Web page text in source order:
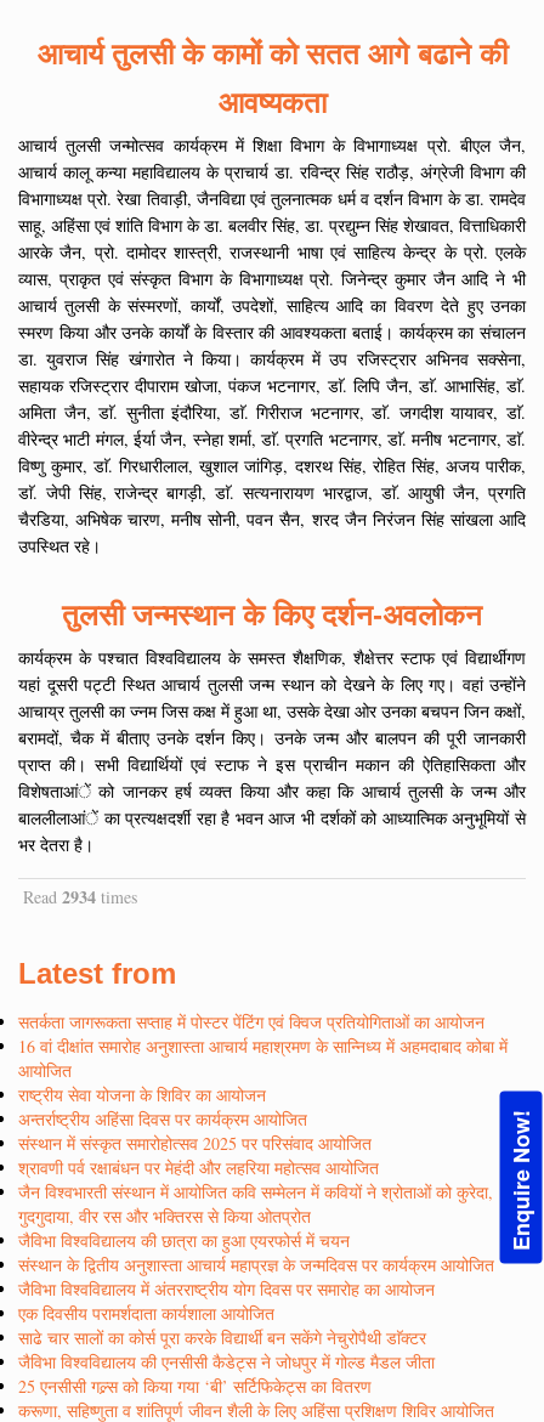
Enquire Now!
आचार्य तुलसी के कामों को सतत आगे बढाने की
आवष्यकता
आचार्य तुलसी जन्मोत्सव कार्यक्रम में शिक्षा विभाग के विभागाध्यक्ष प्रो. बीएल जैन,
आचार्य कालू कन्या महाविद्यालय के प्राचार्य डा. रविन्द्र सिंह राठौड़, अंग्रेजी विभाग की
विभागाध्यक्ष प्रो. रेखा तिवाड़ी, जैनविद्या एवं तुलनात्मक धर्म व दर्शन विभाग के डा. रामदेव
साहू, अहिंसा एवं शांति विभाग के डा. बलवीर सिंह, डा. प्रद्युम्न सिंह शेखावत, वित्ताधिकारी
आरके जैन, प्रो. दामोदर शास्त्री, राजस्थानी भाषा एवं साहित्य केन्द्र के प्रो. एलके
व्यास, प्राकृत एवं संस्कृत विभाग के विभागाध्यक्ष प्रो. जिनेन्द्र कुमार जैन आदि ने भी
आचार्य तुलसी के संस्मरणों, कार्यों, उपदेशों, साहित्य आदि का विवरण देते हुए उनका
स्मरण किया और उनके कार्यों के विस्तार की आवश्यकता बताई। कार्यक्रम का संचालन
डा. युवराज सिंह खंगारोत ने किया। कार्यक्रम में उप रजिस्ट्रार अभिनव सक्सेना,
सहायक रजिस्ट्रार दीपाराम खोजा, पंकज भटनागर, डाॅ. लिपि जैन, डाॅ. आभासिंह, डाॅ.
अमिता जैन, डाॅ. सुनीता इंदौरिया, डाॅ. गिरीराज भटनागर, डाॅ. जगदीश यायावर, डाॅ.
वीरेन्द्र भाटी मंगल, ईर्या जैन, स्नेहा शर्मा, डाॅ. प्रगति भटनागर, डाॅ. मनीष भटनागर, डाॅ.
विष्णु कुमार, डाॅ. गिरधारीलाल, खुशाल जांगिड़, दशरथ सिंह, रोहित सिंह, अजय पारीक,
डाॅ. जेपी सिंह, राजेन्द्र बागड़ी, डाॅ. सत्यनारायण भारद्वाज, डाॅ. आयुषी जैन, प्रगति
चैरडिया, अभिषेक चारण, मनीष सोनी, पवन सैन, शरद जैन निरंजन सिंह सांखला आदि
उपस्थित रहे।
तुलसी जन्मस्थान के किए दर्शन-अवलोकन
कार्यक्रम के पश्चात विश्वविद्यालय के समस्त शैक्षणिक, शैक्षेत्तर स्टाफ एवं विद्यार्थीगण
यहां दूसरी पट्टी स्थित आचार्य तुलसी जन्म स्थान को देखने के लिए गए। वहां उन्होंने
आचाय्र तुलसी का ज्नम जिस कक्ष में हुआ था, उसके देखा ओर उनका बचपन जिन कक्षों,
बरामदों, चैक में बीताए उनके दर्शन किए। उनके जन्म और बालपन की पूरी जानकारी
प्राप्त की। सभी विद्यार्थियों एवं स्टाफ ने इस प्राचीन मकान की ऐतिहासिकता और
विशेषताआंें को जानकर हर्ष व्यक्त किया और कहा कि आचार्य तुलसी के जन्म और
बाललीलाआंें का प्रत्यक्षदर्शी रहा है भवन आज भी दर्शकों को आध्यात्मिक अनुभूमियों से
भर देतरा है।
Read 2934 times
Latest from
सतर्कता जागरूकता सप्ताह में पोस्टर पेंटिंग एवं क्विज प्रतियोगिताओं का आयोजन
16 वां दीक्षांत समारोह अनुशास्ता आचार्य महाश्रमण के सान्निध्य में अहमदाबाद कोबा में
आयोजित
राष्ट्रीय सेवा योजना के शिविर का आयोजन
अन्तर्राष्ट्रीय अहिंसा दिवस पर कार्यक्रम आयोजित
संस्थान में संस्कृत समारोहोत्सव 2025 पर परिसंवाद आयोजित
श्रावणी पर्व रक्षाबंधन पर मेहंदी और लहरिया महोत्सव आयोजित
जैन विश्वभारती संस्थान में आयोजित कवि सम्मेलन में कवियों ने श्रोताओं को कुरेदा,
गुदगुदाया, वीर रस और भक्तिरस से किया ओतप्रोत
जैविभा विश्वविद्यालय की छात्रा का हुआ एयरफोर्स में चयन
संस्थान के द्वितीय अनुशास्ता आचार्य महाप्रज्ञ के जन्मदिवस पर कार्यक्रम आयोजित
जैविभा विश्वविद्यालय में अंतरराष्ट्रीय योग दिवस पर समारोह का आयोजन
एक दिवसीय परामर्शदाता कार्यशाला आयोजित
साढे चार सालों का कोर्स पूरा करके विद्यार्थी बन सकेंगे नेचुरोपैथी डाॅक्टर
जैविभा विश्वविद्यालय की एनसीसी कैडेट्स ने जोधपुर में गोल्ड मैडल जीता
25 एनसीसी गल्र्स को किया गया ‘बी’ सर्टिफिकेट्स का वितरण
करूणा, सहिष्णुता व शांतिपूर्ण जीवन शैली के लिए अहिंसा प्रशिक्षण शिविर आयोजित